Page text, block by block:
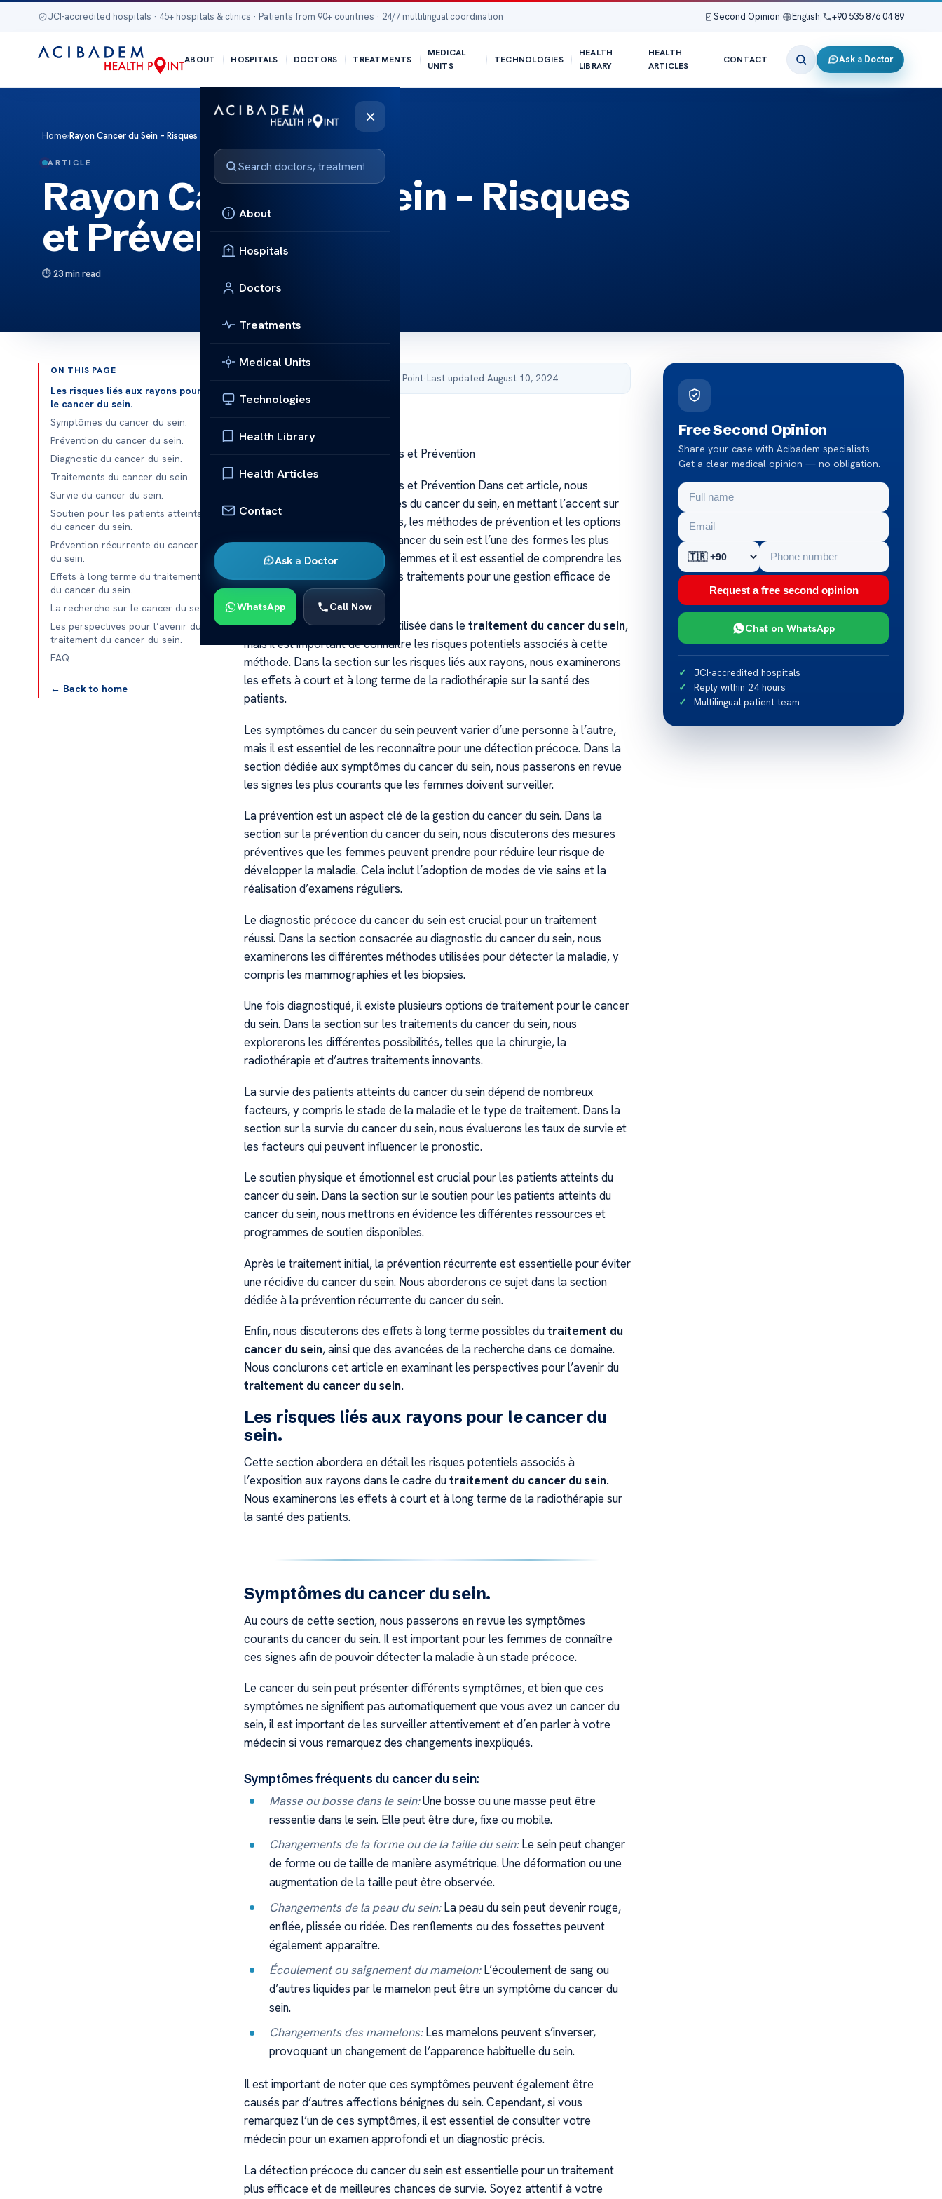
JCI-accredited hospitals · 45+ hospitals & clinics · Patients from 90+ countries · 24/7 multilingual coordination Second Opinion English +90 535 876 04 89
ABOUT HOSPITALS DOCTORS TREATMENTS
MEDICAL
UNITS
TECHNOLOGIES
HEALTH
LIBRARY
HEALTH
ARTICLES
CONTACT Ask a Doctor
×
About
Hospitals
Doctors
Treatments
Medical Units
Technologies
Health Library
Health Articles
Contact
Ask a Doctor
WhatsApp Call Now
Home›Rayon Cancer du Sein – Risques et Prévention
ARTICLE
Rayon Cancer du Sein – Risques
et Prévention
23 min read
ON THIS PAGE
Les risques liés aux rayons pour
le cancer du sein.
Symptômes du cancer du sein.
Prévention du cancer du sein.
Diagnostic du cancer du sein.
Traitements du cancer du sein.
Survie du cancer du sein.
Soutien pour les patients atteints
du cancer du sein.
Prévention récurrente du cancer
du sein.
Effets à long terme du traitement
du cancer du sein.
La recherche sur le cancer du sein.
Les perspectives pour l’avenir du
traitement du cancer du sein.
FAQ
← Back to home
Published by Acibadem Health Point·Last updated August 10, 2024
Rayon Cancer du Sein – Risques et Prévention
Rayon Cancer du Sein – Risques et Prévention Dans cet article, nous
aborderons différentes facettes du cancer du sein, en mettant l’accent sur
les risques associés aux rayons, les méthodes de prévention et les options
de traitement disponibles. Le cancer du sein est l’une des formes les plus
courantes de cancer chez les femmes et il est essentiel de comprendre les
symptômes, le diagnostic et les traitements pour une gestion efficace de
cette maladie.
La radiothérapie est souvent utilisée dans le traitement du cancer du sein,
mais il est important de connaître les risques potentiels associés à cette
méthode. Dans la section sur les risques liés aux rayons, nous examinerons
les effets à court et à long terme de la radiothérapie sur la santé des
patients.
Les symptômes du cancer du sein peuvent varier d’une personne à l’autre,
mais il est essentiel de les reconnaître pour une détection précoce. Dans la
section dédiée aux symptômes du cancer du sein, nous passerons en revue
les signes les plus courants que les femmes doivent surveiller.
La prévention est un aspect clé de la gestion du cancer du sein. Dans la
section sur la prévention du cancer du sein, nous discuterons des mesures
préventives que les femmes peuvent prendre pour réduire leur risque de
développer la maladie. Cela inclut l’adoption de modes de vie sains et la
réalisation d’examens réguliers.
Le diagnostic précoce du cancer du sein est crucial pour un traitement
réussi. Dans la section consacrée au diagnostic du cancer du sein, nous
examinerons les différentes méthodes utilisées pour détecter la maladie, y
compris les mammographies et les biopsies.
Une fois diagnostiqué, il existe plusieurs options de traitement pour le cancer
du sein. Dans la section sur les traitements du cancer du sein, nous
explorerons les différentes possibilités, telles que la chirurgie, la
radiothérapie et d’autres traitements innovants.
La survie des patients atteints du cancer du sein dépend de nombreux
facteurs, y compris le stade de la maladie et le type de traitement. Dans la
section sur la survie du cancer du sein, nous évaluerons les taux de survie et
les facteurs qui peuvent influencer le pronostic.
Le soutien physique et émotionnel est crucial pour les patients atteints du
cancer du sein. Dans la section sur le soutien pour les patients atteints du
cancer du sein, nous mettrons en évidence les différentes ressources et
programmes de soutien disponibles.
Après le traitement initial, la prévention récurrente est essentielle pour éviter
une récidive du cancer du sein. Nous aborderons ce sujet dans la section
dédiée à la prévention récurrente du cancer du sein.
Enfin, nous discuterons des effets à long terme possibles dutraitement du
cancer du sein, ainsi que des avancées de la recherche dans ce domaine.
Nous conclurons cet article en examinant les perspectives pour l’avenir du
traitement du cancer du sein.
Les risques liés aux rayons pour le cancer du
sein.
Cette section abordera en détail les risques potentiels associés à
l’exposition aux rayons dans le cadre dutraitement du cancer du sein.
Nous examinerons les effets à court et à long terme de la radiothérapie sur
la santé des patients.
Symptômes du cancer du sein.
Au cours de cette section, nous passerons en revue les symptômes
courants du cancer du sein. Il est important pour les femmes de connaître
ces signes afin de pouvoir détecter la maladie à un stade précoce.
Le cancer du sein peut présenter différents symptômes, et bien que ces
symptômes ne signifient pas automatiquement que vous avez un cancer du
sein, il est important de les surveiller attentivement et d’en parler à votre
médecin si vous remarquez des changements inexpliqués.
Symptômes fréquents du cancer du sein:
Masse ou bosse dans le sein:Une bosse ou une masse peut être
ressentie dans le sein. Elle peut être dure, fixe ou mobile.
Changements de la forme ou de la taille du sein:Le sein peut changer
de forme ou de taille de manière asymétrique. Une déformation ou une
augmentation de la taille peut être observée.
Changements de la peau du sein:La peau du sein peut devenir rouge,
enflée, plissée ou ridée. Des renflements ou des fossettes peuvent
également apparaître.
Écoulement ou saignement du mamelon:L’écoulement de sang ou
d’autres liquides par le mamelon peut être un symptôme du cancer du
sein.
Changements des mamelons:Les mamelons peuvent s’inverser,
provoquant un changement de l’apparence habituelle du sein.
Il est important de noter que ces symptômes peuvent également être
causés par d’autres affections bénignes du sein. Cependant, si vous
remarquez l’un de ces symptômes, il est essentiel de consulter votre
médecin pour un examen approfondi et un diagnostic précis.
La détection précoce du cancer du sein est essentielle pour un traitement
plus efficace et de meilleures chances de survie. Soyez attentif à votre
Free Second Opinion
Share your case with Acibadem specialists.
Get a clear medical opinion — no obligation.
Request a free second opinion
Chat on WhatsApp
JCI-accredited hospitals
Reply within 24 hours
Multilingual patient team